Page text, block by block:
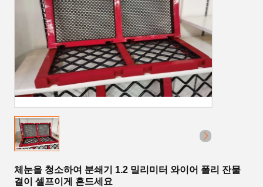
체눈을 청소하여 분쇄기 1.2 밀리미터 와이어 폴리 잔물
결이 셀프이게 흔드세요